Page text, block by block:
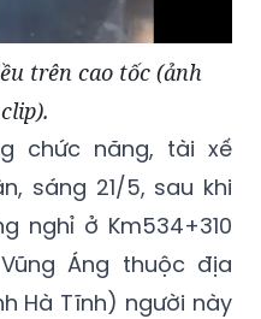
trên cao tốc (ảnh
chức năng, tài xế
sáng 21/5, sau khi
nghỉ ở Km534+310
Áng thuộc địa
Hà Tĩnh) người này